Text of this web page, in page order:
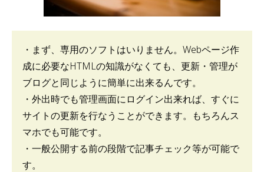
・まず、専用のソフトはいりません。Webページ作
成に必要なHTMLの知識がなくても、更新・管理が
ブログと同じように簡単に出来るんです。
・外出時でも管理画面にログイン出来れば、すぐに
サイトの更新を行なうことができます。もちろんス
マホでも可能です。
・一般公開する前の段階で記事チェック等が可能で
す。